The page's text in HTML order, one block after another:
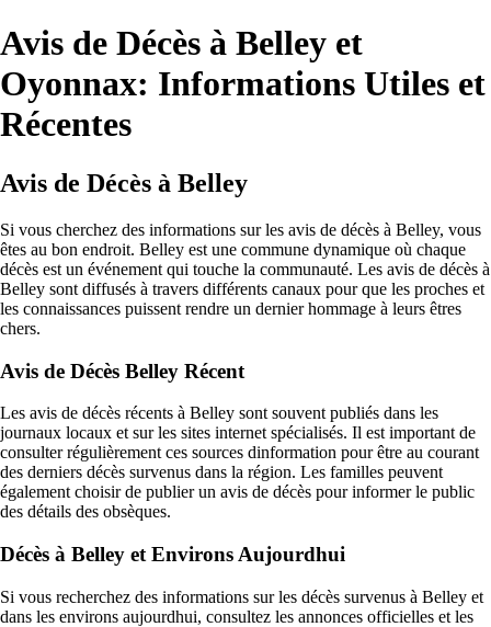
Avis de Décès à Belley et
Oyonnax: Informations Utiles et
Récentes
Avis de Décès à Belley
Si vous cherchez des informations sur les avis de décès à Belley, vous
êtes au bon endroit. Belley est une commune dynamique où chaque
décès est un événement qui touche la communauté. Les avis de décès à
Belley sont diffusés à travers différents canaux pour que les proches et
les connaissances puissent rendre un dernier hommage à leurs êtres
chers.
Avis de Décès Belley Récent
Les avis de décès récents à Belley sont souvent publiés dans les
journaux locaux et sur les sites internet spécialisés. Il est important de
consulter régulièrement ces sources dinformation pour être au courant
des derniers décès survenus dans la région. Les familles peuvent
également choisir de publier un avis de décès pour informer le public
des détails des obsèques.
Décès à Belley et Environs Aujourdhui
Si vous recherchez des informations sur les décès survenus à Belley et
dans les environs aujourdhui, consultez les annonces officielles et les